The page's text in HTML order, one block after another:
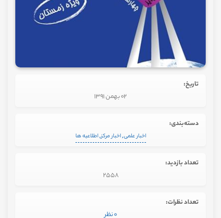
تاریخ:
02 بهمن 1391
دسته‌بندی:
اخبار علمی,اخبار مرکز,اطلاعیه ها
تعداد بازدید:
2558
تعداد نظرات:
0 نظر